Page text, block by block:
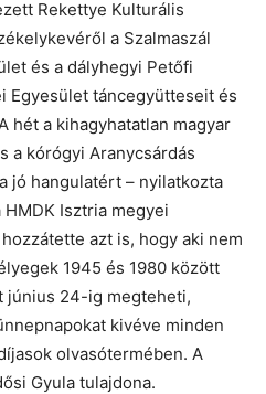
Rekettye Kulturális
a Szalmaszál
és a dályhegyi Petőfi
Egyesület táncegyütteseit és
hét a kihagyhatatlan magyar
a kórógyi Aranycsárdás
jó hangulatért – nyilatkozta
Isztria megyei
azt is, hogy aki nem
1945 és 1980 között
június 24-ig megteheti,
kivéve minden
olvasótermében. A
Gyula tulajdona.